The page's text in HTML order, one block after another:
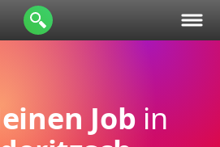
Job in